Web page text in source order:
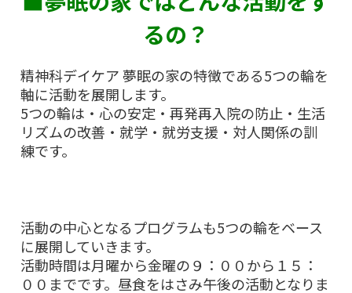
るの？
精神科デイケア 夢眠の家の特徴である5つの輪を
軸に活動を展開します。
5つの輪は・心の安定・再発再入院の防止・生活
リズムの改善・就学・就労支援・対人関係の訓
練です。
活動の中心となるプログラムも5つの輪をベース
に展開していきます。
活動時間は月曜から金曜の９：００から１５：
００までです。昼食をはさみ午後の活動となりま